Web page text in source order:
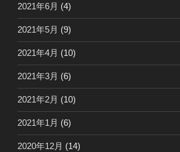
2021年6月 (4)
2021年5月 (9)
2021年4月 (10)
2021年3月 (6)
2021年2月 (10)
2021年1月 (6)
2020年12月 (14)